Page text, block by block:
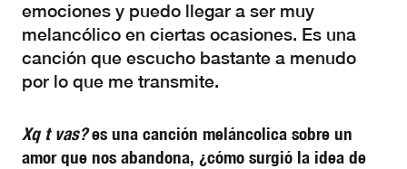
emociones y puedo llegar a ser muy
melancólico en ciertas ocasiones. Es una
canción que escucho bastante a menudo
por lo que me transmite.
Xq t vas?es una canción meláncolica sobre un
amor que nos abandona, ¿cómo surgió la idea de